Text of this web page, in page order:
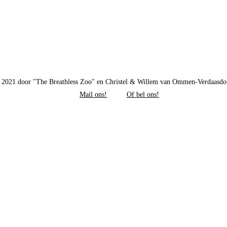
door "The Breathless Zoo" en Christel & Willem van Ommen-
Mail ons!
Of bel ons!